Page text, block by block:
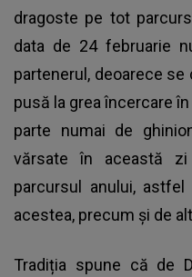
dragoste pe tot
data de 24 februarie
partenerul, deoarece
pusă la grea încercare
parte numai de
vărsate în această
parcursul anului,
acestea, precum și de
Tradiția spune că de